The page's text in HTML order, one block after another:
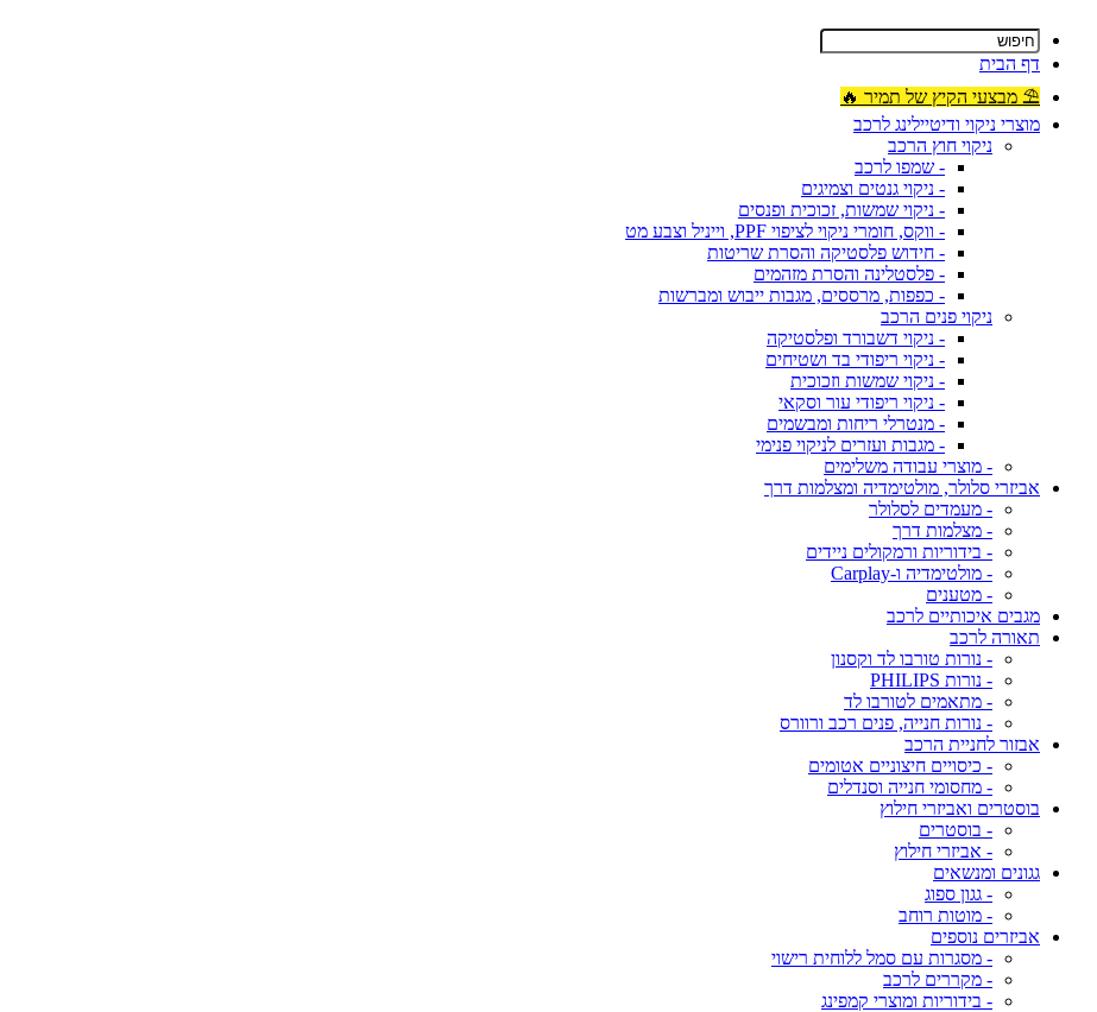
דף הבית
⛱ מבצעי הקיץ של תמיר 🔥
מוצרי ניקוי ודיטיילינג לרכב
ניקוי חוץ הרכב
- שמפו לרכב
- ניקוי גנטים וצמיגים
- ניקוי שמשות, זכוכית ופנסים
- ווקס, חומרי ניקוי לציפוי PPF, וייניל וצבע מט
- חידוש פלסטיקה והסרת שריטות
- פלסטלינה והסרת מזהמים
- כפפות, מרססים, מגבות ייבוש ומברשות
ניקוי פנים הרכב
- ניקוי דשבורד ופלסטיקה
- ניקוי ריפודי בד ושטיחים
- ניקוי שמשות וזכוכית
- ניקוי ריפודי עור וסקאי
- מנטרלי ריחות ומבשמים
- מגבות ועזרים לניקוי פנימי
- מוצרי עבודה משלימים
אביזרי סלולר, מולטימדיה ומצלמות דרך
- מעמדים לסלולר
- מצלמות דרך
- בידוריות ורמקולים ניידים
- מולטימדיה ו-Carplay
- מטענים
מגבים איכותיים לרכב
תאורה לרכב
- נורות טורבו לד וקסנון
- נורות PHILIPS
- מתאמים לטורבו לד
- נורות חנייה, פנים רכב ורוורס
אבזור לחניית הרכב
- כיסויים חיצוניים אטומים
- מחסומי חנייה וסנדלים
בוסטרים ואביזרי חילוץ
- בוסטרים
- אביזרי חילוץ
גגונים ומנשאים
- גגון ספוג
- מוטות רוחב
אביזרים נוספים
- מסגרות עם סמל ללוחית רישוי
- מקררים לרכב
- בידוריות ומוצרי קמפינג